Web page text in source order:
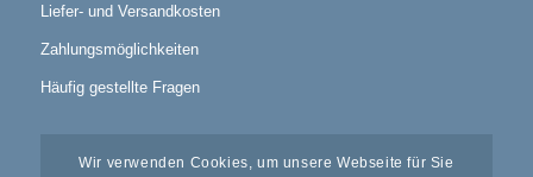
Liefer- und Versandkosten
Zahlungsmöglichkeiten
Häufig gestellte Fragen
Wir verwenden Cookies, um unsere Webseite für Sie